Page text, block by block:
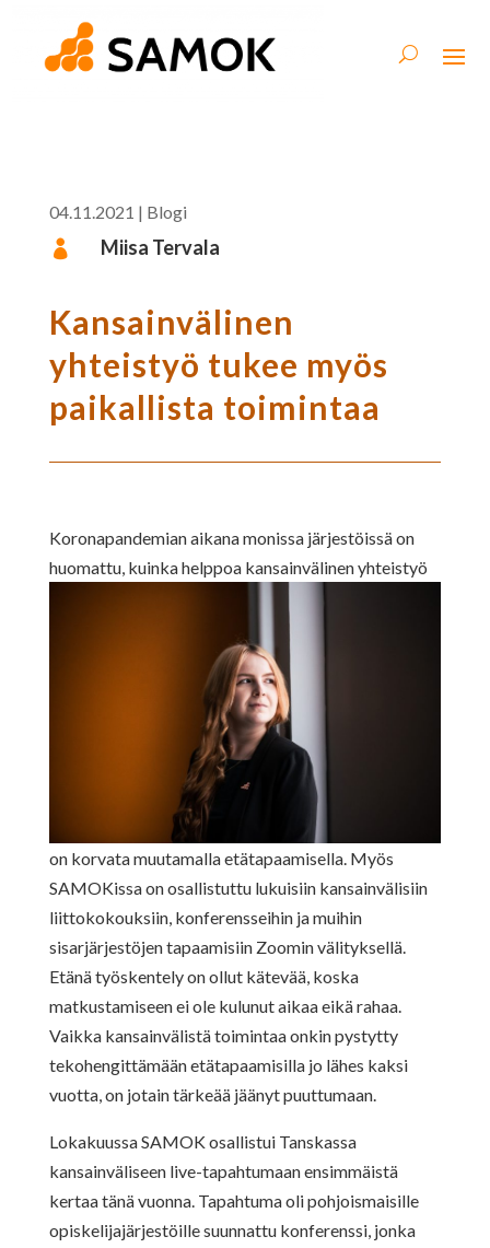
04.11.2021 | Blogi
 Miisa Tervala
Kansainvälinen
yhteistyö tukee myös
paikallista toimintaa
Koronapandemian aikana monissa järjestöissä on
huomattu, kuinka helppoa kansainvälinen yhteistyö
on korvata muutamalla etätapaamisella. Myös
SAMOKissa on osallistuttu lukuisiin kansainvälisiin
liittokokouksiin, konferensseihin ja muihin
sisarjärjestöjen tapaamisiin Zoomin välityksellä.
Etänä työskentely on ollut kätevää, koska
matkustamiseen ei ole kulunut aikaa eikä rahaa.
Vaikka kansainvälistä toimintaa onkin pystytty
tekohengittämään etätapaamisilla jo lähes kaksi
vuotta, on jotain tärkeää jäänyt puuttumaan.
Lokakuussa SAMOK osallistui Tanskassa
kansainväliseen live-tapahtumaan ensimmäistä
kertaa tänä vuonna. Tapahtuma oli pohjoismaisille
opiskelijajärjestöille suunnattu konferenssi, jonka